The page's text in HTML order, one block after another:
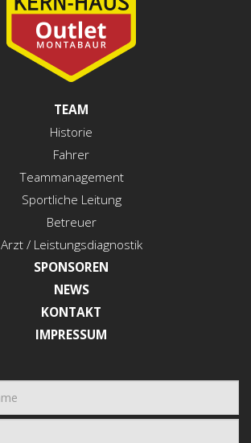
TEAM
Historie
Fahrer
Teammanagement
Sportliche Leitung
Betreuer
Arzt / Leistungsdiagnostik
SPONSOREN
NEWS
KONTAKT
IMPRESSUM